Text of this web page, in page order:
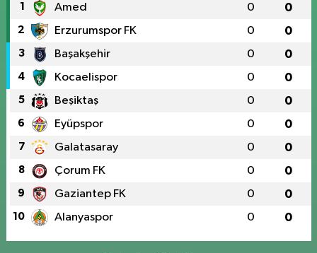
1 Amed 0 0
2 Erzurumspor FK 0 0
3 Başakşehir 0 0
4 Kocaelispor 0 0
5 Beşiktaş 0 0
6 Eyüpspor 0 0
7 Galatasaray 0 0
8 Çorum FK 0 0
9 Gaziantep FK 0 0
10 Alanyaspor 0 0